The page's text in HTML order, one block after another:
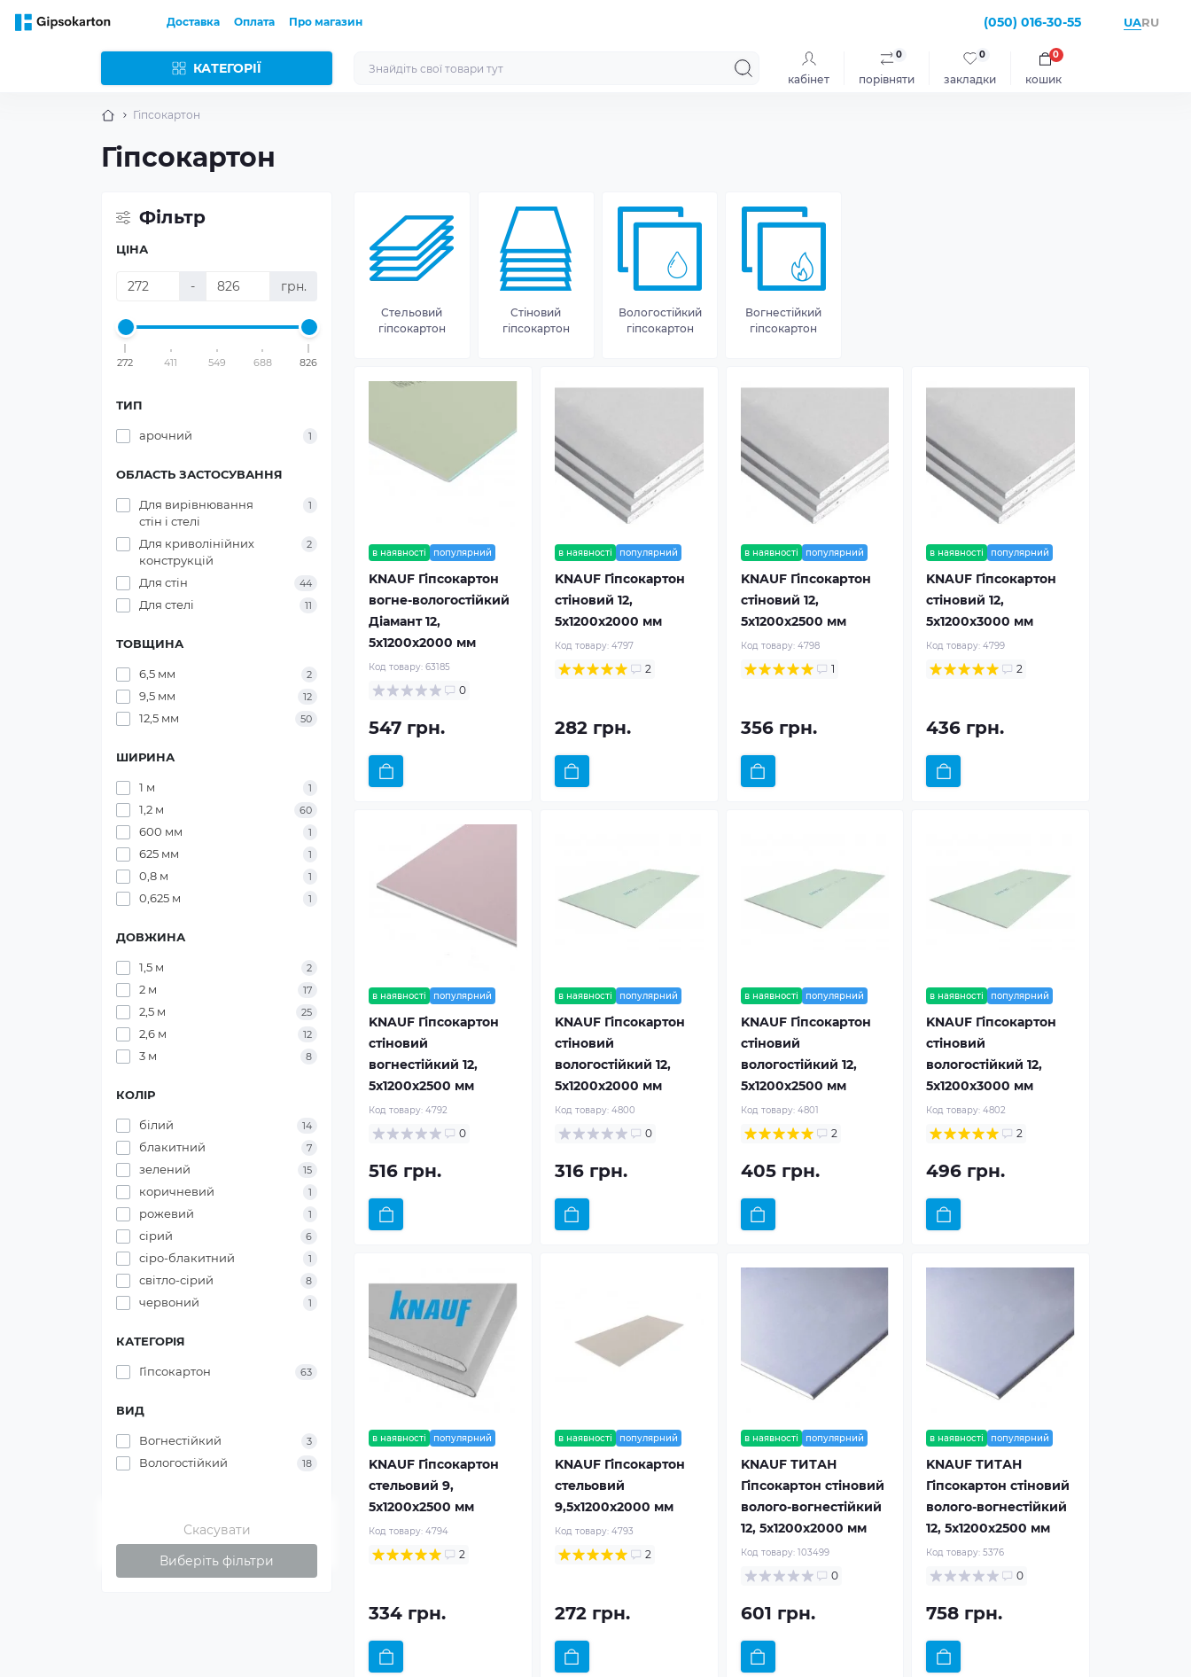
Доставка Оплата Про магазин (050) 016-30-55 UARU
КАТЕГОРІЇ
кабінет порівняти
0
закладки
0
кошик
0
Гіпсокартон
Гіпсокартон
Фільтр
ЦІНА
- грн.
272 411 549 688 826
ТИП
арочний 1
ОБЛАСТЬ ЗАСТОСУВАННЯ
Для вирівнювання
стін і стелі
1
Для криволінійних
конструкцій
2
Для стін 44
Для стелі 11
ТОВЩИНА
6,5 мм 2
9,5 мм 12
12,5 мм 50
ШИРИНА
1 м 1
1,2 м 60
600 мм 1
625 мм 1
0,8 м 1
0,625 м 1
ДОВЖИНА
1,5 м 2
2 м 17
2,5 м 25
2,6 м 12
3 м 8
КОЛІР
білий 14
блакитний 7
зелений 15
коричневий 1
рожевий 1
сірий 6
сіро-блакитний 1
світло-сірий 8
червоний 1
КАТЕГОРІЯ
Гіпсокартон 63
ВИД
Вогнестійкий 3
Вологостійкий 18
Скасувати
Виберіть фільтри
Стельовий
гіпсокартон
Стіновий
гіпсокартон
Вологостійкий
гіпсокартон
Вогнестійкий
гіпсокартон
в наявності популярний
KNAUF Гіпсокартон
вогне-вологостійкий
Діамант 12,
5x1200x2000 мм
Код товару: 63185
0
547 грн.
в наявності популярний
KNAUF Гіпсокартон
стіновий 12,
5x1200x2000 мм
Код товару: 4797
2
282 грн.
в наявності популярний
KNAUF Гіпсокартон
стіновий 12,
5x1200x2500 мм
Код товару: 4798
1
356 грн.
в наявності популярний
KNAUF Гіпсокартон
стіновий 12,
5x1200x3000 мм
Код товару:4799
2
436 грн.
в наявності популярний
KNAUF Гіпсокартон
стіновий
вогнестійкий 12,
5x1200x2500 мм
Код товару: 4792
0
516 грн.
в наявності популярний
KNAUF Гіпсокартон
стіновий
вологостійкий 12,
5x1200x2000 мм
Код товару: 4800
0
316 грн.
в наявності популярний
KNAUF Гіпсокартон
стіновий
вологостійкий 12,
5x1200x2500 мм
Код товару: 4801
2
405 грн.
в наявності популярний
KNAUF Гіпсокартон
стіновий
вологостійкий 12,
5x1200x3000 мм
Код товару:4802
2
496 грн.
в наявності популярний
KNAUF Гіпсокартон
стельовий 9,
5x1200x2500 мм
Код товару: 4794
2
334 грн.
в наявності популярний
KNAUF Гіпсокартон
стельовий
9,5x1200x2000 мм
Код товару: 4793
2
272 грн.
в наявності популярний
KNAUF ТИТАН
Гіпсокартон стіновий
волого-вогнестійкий
12, 5x1200x2000 мм
Код товару: 103499
0
601 грн.
в наявності популярний
KNAUF ТИТАН
Гіпсокартон стіновий
волого-вогнестійкий
12, 5x1200x2500 мм
Код товару:5376
0
758 грн.